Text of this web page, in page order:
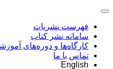
فهرست نشریات
سامانه نشر کتاب
کارگاه‌ها و دوره‌های
تماس با ما
English